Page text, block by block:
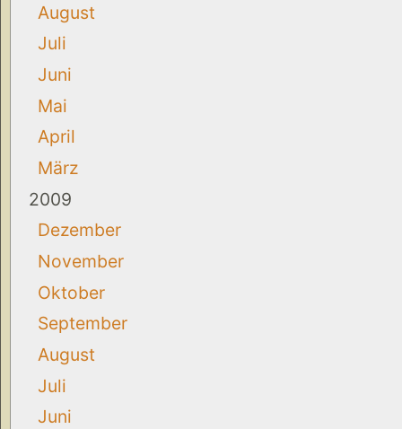
August
Juli
Juni
Mai
April
März
2009
Dezember
November
Oktober
September
August
Juli
Juni